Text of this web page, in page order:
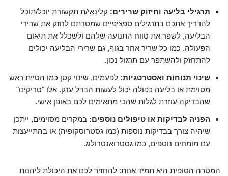
תרגילי בליעה וחיזוק שרירים: קלינאי/ת תקשורת יוכל/תוכל
להדריך אתכם בתרגילים ספציפיים שמטרתם לחזק את שרירי
הבליעה, לשפר את טווח התנועה שלהם ולשכלל את תיאום
הפעולה. כמו כל שריר אחר בגוף, גם שרירי הבליעה יכולים
להתחזק ולהשתפר עם תרגול נכון.
שינוי תנוחות ואסטרטגיות: לפעמים, שינוי קטן כמו הטיית ראש
מסוימת או בליעה כפולה יכול לעשות הבדל ענק. אלו "טריקים"
שהבדיקה עוזרת לגלות שהכי מתאימים לכם באופן אישי.
הפניה לבדיקות או טיפולים נוספים: במקרים מסוימים, ייתכן
שיהיה צורך בבדיקות נוספות (כמו גסטרוסקופיה) או בהתייעצות
עם מומחים נוספים, כמו גסטרואנטרולוג.
המטרה הסופית היא תמיד אחת: להחזיר לכם את היכולת ליהנות